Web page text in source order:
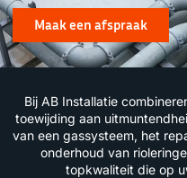
Maak een afspraak
Bij AB Installatie
toewijding aan
van een gassysteem, het
onderhoud van
topkwaliteit die op